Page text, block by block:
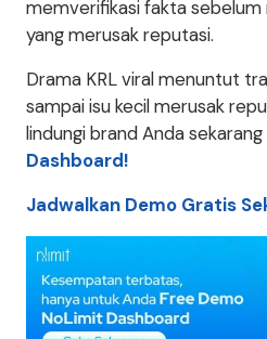
memverifikasi fakta
yang merusak reputasi.
Drama KRL viral menuntut
sampai isu kecil merusak
lindungi brand Anda
Dashboard!
Jadwalkan Demo Gratis